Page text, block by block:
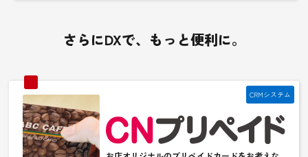
さらにDXで、もっと便利に。
CRMシステム